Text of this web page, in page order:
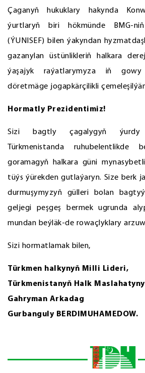
Çaganyň hukuklary hakynda
ýurtlaryň biri hökmünde BMG-
(ÝUNISEF) bilen ýakyndan
gazanylan üstünlikleriň halkara
ýaşajyk raýatlarymyza iň gowy
döretmäge jogapkärçilikli
Hormatly Prezidentimiz!
Sizi bagtly çagalygyň ýurdy
Türkmenistanda ruhubelentlikde
goramagyň halkara güni
tüýs ýürekden gutlaýaryn. Size berk
durmuşymyzyň gülleri bolan
geljegi peşgeş bermek ugrunda
mundan beýläk-de rowaçlyklary
Sizi hormatlamak bilen,
Türkmen halkynyň Milli Lideri,
Türkmenistanyň Halk
Gahryman Arkadag
Gurbanguly BERDIMUHAMEDOW.